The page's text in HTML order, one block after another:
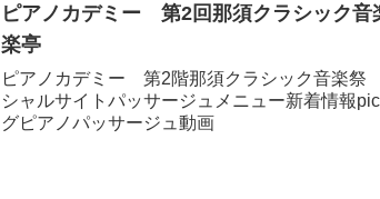
ピアノカデミー 第2回那須クラシッ
楽亭
ピアノカデミー 第2階那須クラシック音楽
シャルサイトパッサージュメニュー新着情報
グピアノパッサージュ動画